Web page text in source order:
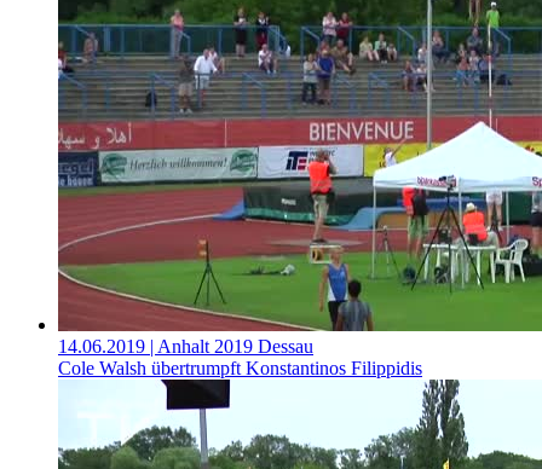
14.06.2019 | Anhalt 2019 Dessau
Cole Walsh übertrumpft Konstantinos Filippidis